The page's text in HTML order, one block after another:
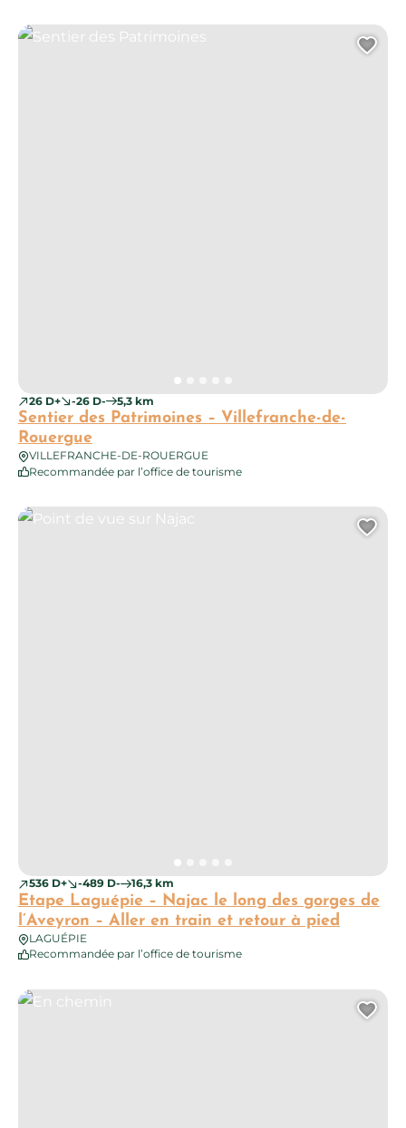
26 D+ -26 D- 5,3 km
Sentier des Patrimoines – Villefranche-de-
Rouergue
VILLEFRANCHE-DE-ROUERGUE
Recommandée par l’office de tourisme
Sentier des Patrimoines
536 D+ -489 D- 16,3 km
Etape Laguépie – Najac le long des gorges de
l’Aveyron – Aller en train et retour à pied
LAGUÉPIE
Recommandée par l’office de tourisme
Point de vue sur Najac
En chemin